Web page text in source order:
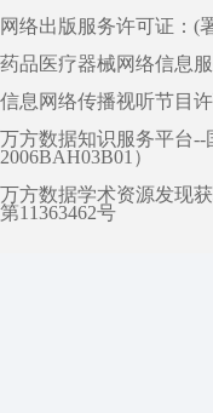
网络出版服务许可证：(
药品医疗器械网络信息
信息网络传播视听节目
万方数据知识服务平台--
2006BAH03B01）
万方数据学术资源发现
第11363462号